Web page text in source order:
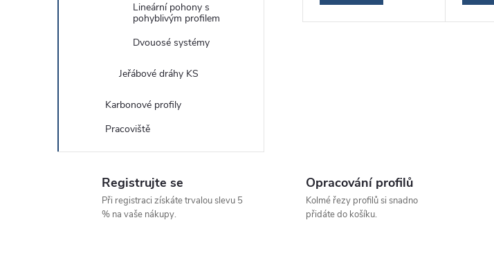
Lineární pohony s
pohyblivým profilem
Dvouosé systémy
Jeřábové dráhy KS
Karbonové profily
Pracoviště
d
a
c
Registrujte se
Při registraci získáte trvalou slevu 5
% na vaše nákupy.
Opracování profilů
Kolmé řezy profilů si snadno
přidáte do košíku.